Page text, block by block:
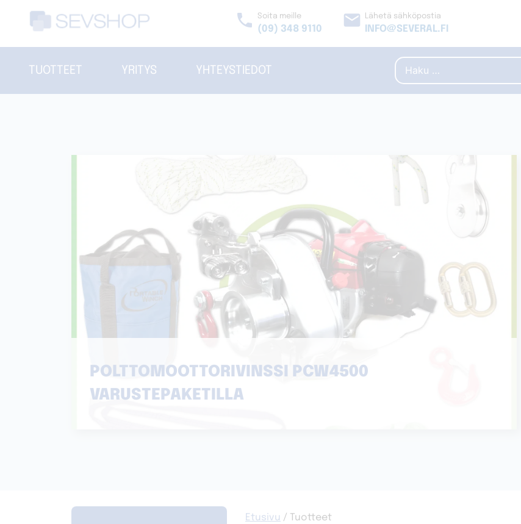
phone Soita meille
(09) 348 9110 email Lähetä sähköpostia
INFO@SEVERAL.FI
TUOTTEET YRITYS YHTEYSTIEDOT Haku:
POLTTOMOOTTORIVINSSI PCW4500
VARUSTEPAKETILLA
Etusivu / Tuotteet